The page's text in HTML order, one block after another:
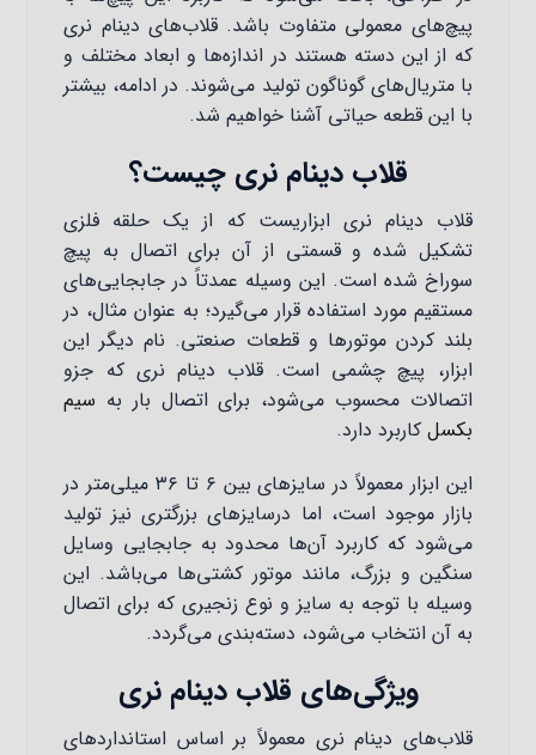
پیچ‌های معمولی متفاوت باشد. قلاب‌های دینام نری
که از این دسته هستند در اندازه‌ها و ابعاد مختلف و
با متریال‌های گوناگون تولید می‌شوند. در ادامه، بیشتر
با این قطعه حیاتی آشنا خواهیم شد.
قلاب دینام نری چیست؟
قلاب دینام نری ابزاریست که از یک حلقه فلزی
تشکیل شده و قسمتی از آن برای اتصال به پیچ
سوراخ شده است. این وسیله عمدتاً در جابجایی‌های
مستقیم مورد استفاده قرار می‌گیرد؛ به عنوان مثال، در
بلند کردن موتورها و قطعات صنعتی. نام دیگر این
ابزار، پیچ چشمی است. قلاب دینام نری که جزو
اتصالات محسوب می‌شود، برای اتصال بار به سیم
بکسل کاربرد دارد.
این ابزار معمولاً در سایزهای بین ۶ تا ۳۶ میلی‌متر در
بازار موجود است، اما درسایزهای بزرگتری نیز تولید
می‌شود که کاربرد آن‌ها محدود به جابجایی وسایل
سنگین و بزرگ، مانند موتور کشتی‌ها می‌باشد. این
وسیله با توجه به سایز و نوع زنجیری که برای اتصال
به آن انتخاب می‌شود، دسته‌بندی می‌گردد.
ویژگی‌های قلاب دینام نری
قلاب‌های دینام نری معمولاً بر اساس استانداردهای